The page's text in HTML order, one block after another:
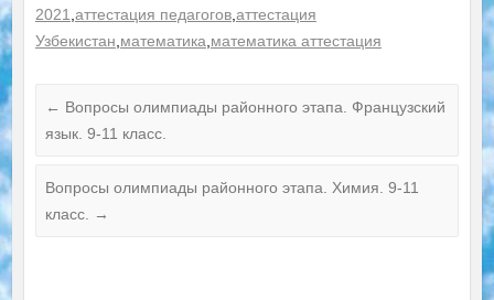
2021 аттестация педагогов, аттестация
Узбекистан математика математика аттестация
← Вопросы олимпиады районного этапа. Французский
язык. 9-11 класс.
Вопросы олимпиады районного этапа. Химия. 9-11
класс.
→